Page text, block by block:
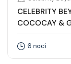
CELEBRITY
COCOCAY &
6 nocí